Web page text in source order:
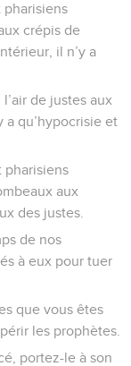
pharisiens
crépis de
il n’y a
de justes aux
a qu’hypocrisie et
pharisiens
aux
des justes.
de nos
à eux pour tuer
que vous êtes
les prophètes.
portez-le à son